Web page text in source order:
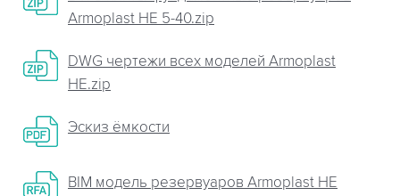
Armoplast НЕ 5-40.zip
DWG чертежи всех моделей Armoplast
НЕ.zip
Эскиз ёмкости
BIM модель резервуаров Armoplast HE